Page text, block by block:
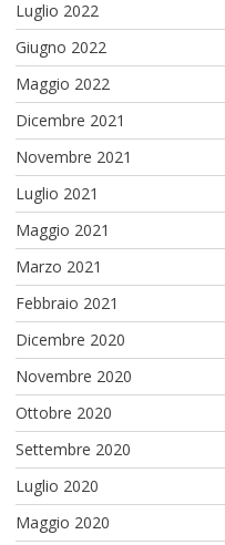
Luglio 2022
Giugno 2022
Maggio 2022
Dicembre 2021
Novembre 2021
Luglio 2021
Maggio 2021
Marzo 2021
Febbraio 2021
Dicembre 2020
Novembre 2020
Ottobre 2020
Settembre 2020
Luglio 2020
Maggio 2020